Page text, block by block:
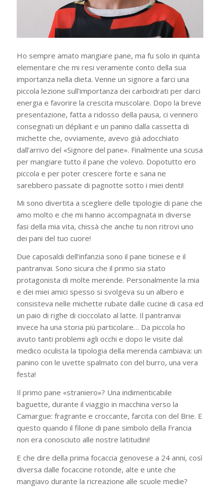
Ho sempre amato mangiare pane, ma fu solo in quinta
elementare che mi resi veramente conto della sua
importanza nella dieta. Venne un signore a farci una
piccola lezione sull’importanza dei carboidrati per darci
energia e favorire la crescita muscolare. Dopo la breve
presentazione, fatta a ridosso della pausa, ci vennero
consegnati un dépliant e un panino dalla cassetta di
michette che, ovviamente, avevo già adocchiato
dall’arrivo del «Signore del pane». Finalmente una scusa
per mangiare tutto il pane che volevo. Dopotutto ero
piccola e per poter crescere forte e sana ne
sarebbero passate di pagnotte sotto i miei denti!
Mi sono divertita a scegliere delle tipologie di pane che
amo molto e che mi hanno accompagnata in diverse
fasi della mia vita, chissà che anche tu non ritrovi uno
dei pani del tuo cuore!
Due caposaldi dell’infanzia sono il pane ticinese e il
pantranvai. Sono sicura che il primo sia stato
protagonista di molte merende. Personalmente la mia
e dei miei amici spesso si svolgeva su un albero e
consisteva nelle michette rubate dalle cucine di casa ed
un paio di righe di cioccolato al latte. Il pantranvai
invece ha una storia più particolare… Da piccola ho
avuto tanti problemi agli occhi e dopo le visite dal
medico oculista la tipologia della merenda cambiava: un
panino con le uvette spalmato con del burro, una vera
festa!
Il primo pane «straniero»? Una indimenticabile
baguette, durante il viaggio in macchina verso la
Camargue: fragrante e croccante, farcita con del Brie. E
questo quando il filone di pane simbolo della Francia
non era conosciuto alle nostre latitudini!
E che dire della prima focaccia genovese a 24 anni, così
diversa dalle focaccine rotonde, alte e unte che
mangiavo durante la ricreazione alle scuole medie?